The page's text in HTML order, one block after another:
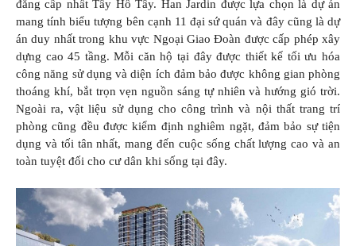
đẳng cấp nhất Tây Hồ Tây. Han Jardin được lựa chọn là dự án
mang tính biểu tượng bên cạnh 11 đại sứ quán và đây cũng là dự
án duy nhất trong khu vực Ngoại Giao Đoàn được cấp phép xây
dựng cao 45 tầng. Mỗi căn hộ tại đây được thiết kế tối ưu hóa
công năng sử dụng và diện ích đảm bảo được không gian phòng
thoáng khí, bắt trọn vẹn nguồn sáng tự nhiên và hướng gió trời.
Ngoài ra, vật liệu sử dụng cho công trình và nội thất trang trí
phòng cũng đều được kiểm định nghiêm ngặt, đảm bảo sự tiện
dụng và tối tân nhất, mang đến cuộc sống chất lượng cao và an
toàn tuyệt đối cho cư dân khi sống tại đây.